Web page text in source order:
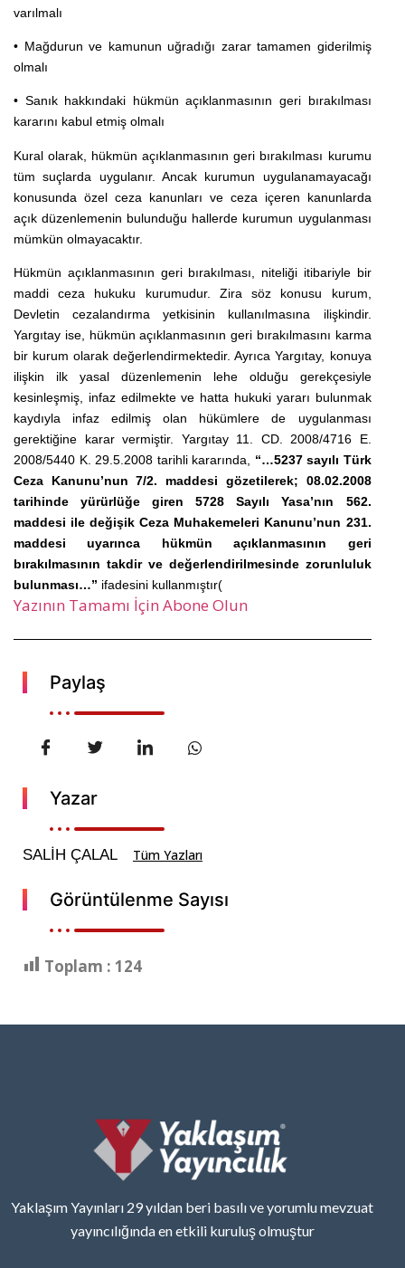
varılmalı
• Mağdurun ve kamunun uğradığı zarar tamamen giderilmiş
olmalı
• Sanık hakkındaki hükmün açıklanmasının geri bırakılması
kararını kabul etmiş olmalı
Kural olarak, hükmün açıklanmasının geri bırakılması kurumu
tüm suçlarda uygulanır. Ancak kurumun uygulanamayacağı
konusunda özel ceza kanunları ve ceza içeren kanunlarda
açık düzenlemenin bulunduğu hallerde kurumun uygulanması
mümkün olmayacaktır.
Hükmün açıklanmasının geri bırakılması, niteliği itibariyle bir
maddi ceza hukuku kurumudur. Zira söz konusu kurum,
Devletin cezalandırma yetkisinin kullanılmasına ilişkindir.
Yargıtay ise, hükmün açıklanmasının geri bırakılmasını karma
bir kurum olarak değerlendirmektedir. Ayrıca Yargıtay, konuya
ilişkin ilk yasal düzenlemenin lehe olduğu gerekçesiyle
kesinleşmiş, infaz edilmekte ve hatta hukuki yararı bulunmak
kaydıyla infaz edilmiş olan hükümlere de uygulanması
gerektiğine karar vermiştir. Yargıtay 11. CD. 2008/4716 E.
2008/5440 K. 29.5.2008 tarihli kararında, “…5237 sayılı Türk
Ceza Kanunu’nun 7/2. maddesi gözetilerek; 08.02.2008
tarihinde yürürlüğe giren 5728 Sayılı Yasa’nın 562.
maddesi ile değişik Ceza Muhakemeleri Kanunu’nun 231.
maddesi uyarınca hükmün açıklanmasının geri
bırakılmasının takdir ve değerlendirilmesinde zorunluluk
bulunması…” ifadesini kullanmıştır(
Yazının Tamamı İçin Abone Olun
Paylaş
Yazar
SALİH ÇALAL Tüm Yazları
Görüntülenme Sayısı
Toplam : 124
Yaklaşım Yayınları 29 yıldan beri basılı ve yorumlu mevzuat
yayıncılığında en etkili kuruluş olmuştur